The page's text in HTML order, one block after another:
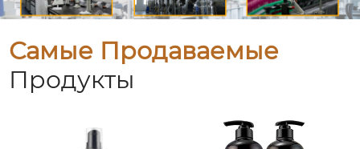
Самые Продаваемые
Продукты